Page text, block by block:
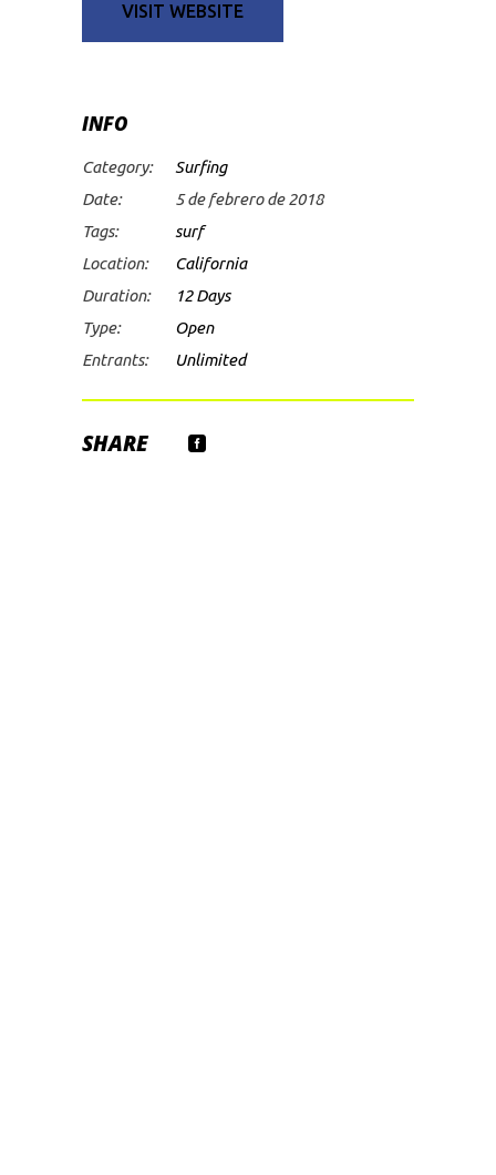
VISIT WEBSITE
INFO
Category:
Surfing
Date:
5 de febrero de 2018
Tags:
surf
Location:
California
Duration:
12 Days
Type:
Open
Entrants:
Unlimited